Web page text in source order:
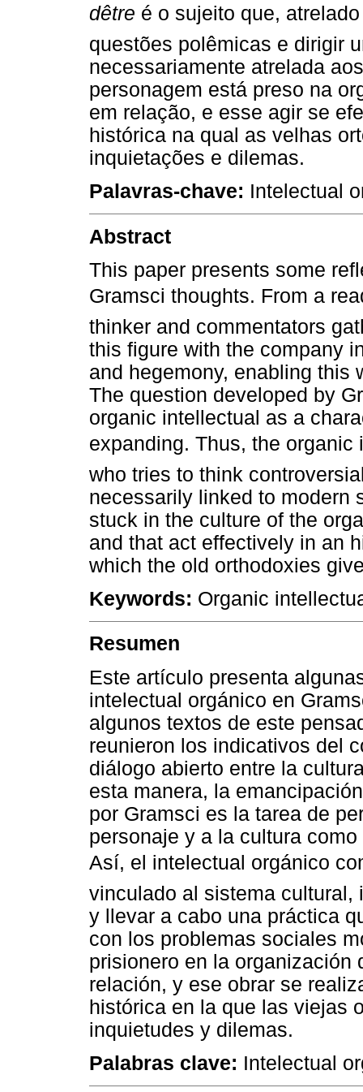
dêtre é o sujeito que,
questões polêmicas e dirigir
necessariamente atrelada
personagem está preso na
em relação, e esse agir se
histórica na qual as velhas
inquietações e dilemas.
Palavras-chave: Intelectual
Abstract
This paper presents some
Gramsci thoughts. From a
thinker and commentators
this figure with the company
and hegemony, enabling this
The question developed by
organic intellectual as a
expanding. Thus, the
who tries to think
necessarily linked to modern
stuck in the culture of the
and that act effectively in an
which the old orthodoxies
Keywords: Organic
Resumen
Este artículo presenta
intelectual orgánico en
algunos textos de este
reunieron los indicativos del
diálogo abierto entre la
esta manera, la
por Gramsci es la tarea de
personaje y a la cultura
Así, el intelectual orgánico
vinculado al sistema cultural,
y llevar a cabo una práctica
con los problemas sociales
prisionero en la organización
relación, y ese obrar se
histórica en la que las viejas
inquietudes y dilemas.
Palabras clave: Intelectual